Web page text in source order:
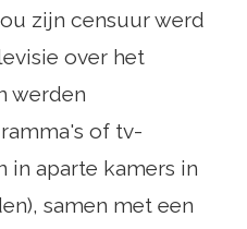
zijn censuur werd
over het
werden
of tv-
in aparte kamers in
samen met een